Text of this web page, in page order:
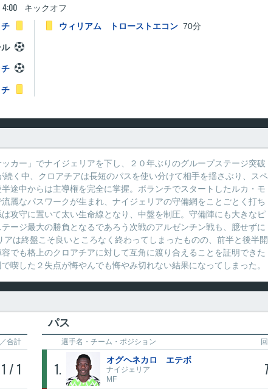
4:00
キックオフ
70分
ウィリアム トローストエコン
カー」でナイジェリアを下し、２０年ぶりのグループステージ突破
く中、クロアチアは長短のパスを使い分けて相手を揺さぶり、スペ
途中からは主導権を完全に掌握。ボランチでスタートしたルカ・モ
麗なパスワークが生まれ、ナイジェリアの守備網をことごとく打ち
攻守に置いて太い生命線となり、中盤を制圧。守備陣にも大きなピ
ージ最大の勝負となるであろう次戦のアルゼンチン戦も、臆せずに
は終盤こそ良いところなく終わってしまったものの、前半と後半開
でも格上のクロアチアに対して互角に渡り合えることを証明できた
喫した２失点が悔やんでも悔やみ切れない結果になってしまった。
合計
/ 1
パス
選手名・ チーム・ポジション
1
オグヘネカロ エテボ
ナイジェリア
MF